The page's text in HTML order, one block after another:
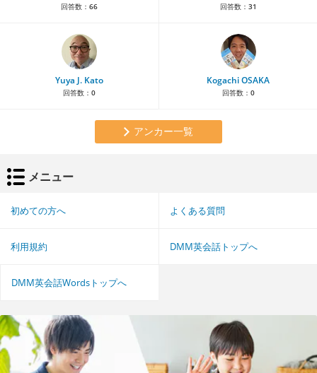
回答数： 66 回答数： 31
Yuya J. Kato
回答数： 0
Kogachi OSAKA
回答数： 0
アンカー一覧
メニュー
初めての方へ よくある質問
利用規約 DMM英会話トップへ
DMM英会話Wordsトップへ